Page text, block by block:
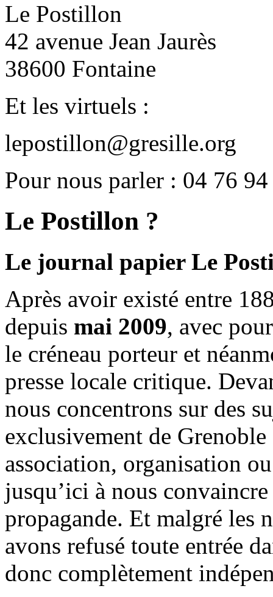
Le Postillon
42 avenue Jean Jaurès
38600 Fontaine
Et les virtuels :
lepostillon@gresille.org
Pour nous parler : 04 76
Le Postillon ?
Le journal papier Le
Après avoir existé entre
depuis mai 2009, avec
le créneau porteur et
presse locale critique.
nous concentrons sur des
exclusivement de
association, organisation
jusqu’ici à nous
propagande. Et malgré les
avons refusé toute entrée
donc complètement